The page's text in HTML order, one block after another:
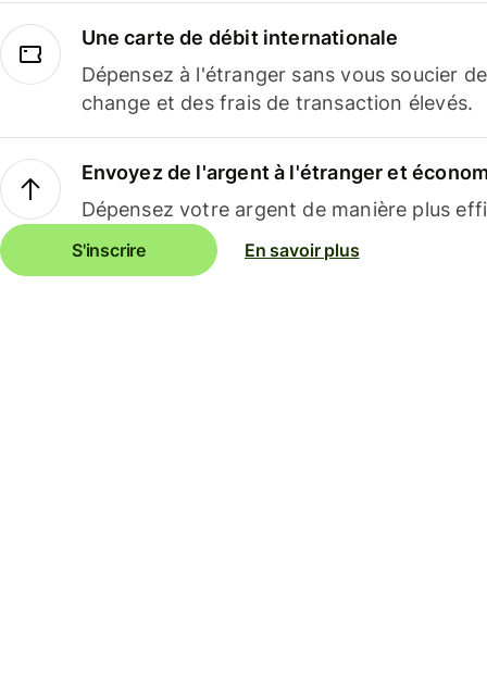
Une carte de débit internationale
Dépensez à l'étranger sans vous soucier
change et des frais de transaction élevés.
Envoyez de l'argent à l'étranger et
Dépensez votre argent de manière plus
S'inscrire En savoir plus